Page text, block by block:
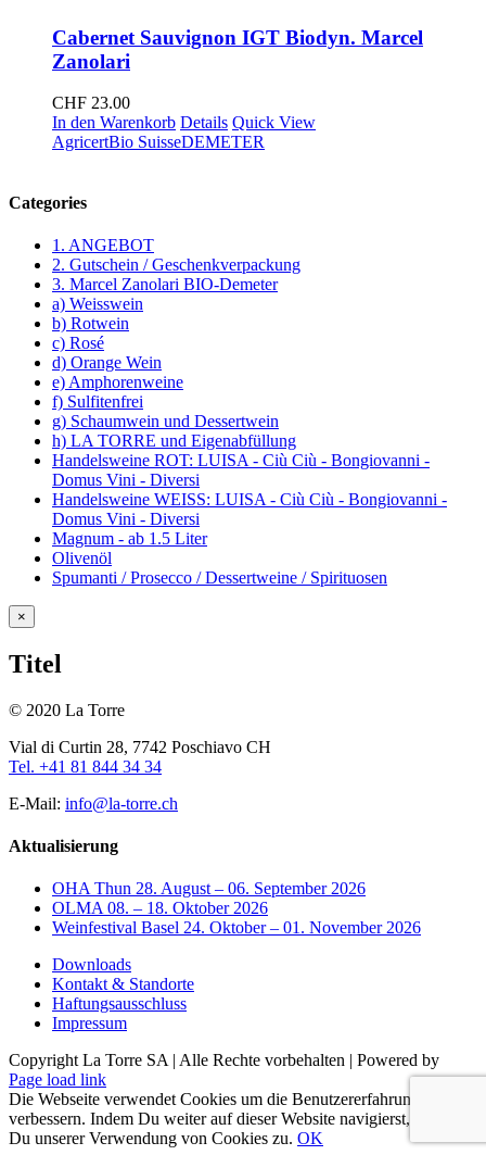
Cabernet Sauvignon IGT Biodyn. Marcel
Zanolari
CHF 23.00
In den Warenkorb Details Quick View
AgricertBio SuisseDEMETER
Categories
1. ANGEBOT
2. Gutschein / Geschenkverpackung
3. Marcel Zanolari BIO-Demeter
a) Weisswein
b) Rotwein
c) Rosé
d) Orange Wein
e) Amphorenweine
f) Sulfitenfrei
g) Schaumwein und Dessertwein
h) LA TORRE und Eigenabfüllung
Handelsweine ROT: LUISA - Ciù Ciù - Bongiovanni -
Domus Vini - Diversi
Handelsweine WEISS: LUISA - Ciù Ciù - Bongiovanni -
Domus Vini - Diversi
Magnum - ab 1.5 Liter
Olivenöl
Spumanti / Prosecco / Dessertweine / Spirituosen
Close
product
view
×
Titel
© 2020 La Torre
Vial di Curtin 28, 7742 Poschiavo CH
Tel. +41 81 844 34 34
E-Mail: info@la-torre.ch
Aktualisierung
OHA Thun 28. August – 06. September 2026
OLMA 08. – 18. Oktober 2026
Weinfestival Basel 24. Oktober – 01. November 2026
Downloads
Kontakt & Standorte
Haftungsausschluss
Impressum
Copyright La Torre SA | Alle Rechte vorbehalten | Powered by
Facebook
Page load link
Die Webseite verwendet Cookies um die Benutzererfahrung zu
verbessern. Indem Du weiter auf dieser Website navigierst, stimmst
Du unserer Verwendung von Cookies zu. OK